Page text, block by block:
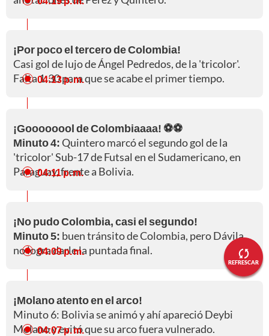
REFRESCAR
¡Por poco el tercero de Colombia!
Casi gol de lujo de Ángel Pedredos, de la 'tricolor'.
Falta 1:30 para que se acabe el primer tiempo.
04:13 p. m.
¡Goooooool de Colombiaaaa! ⚽⚽
Minuto 4:Quintero marcó el segundo gol de la
'tricolor' Sub-17 de Futsal en el Sudamericano, en
Paraguay, frente a Bolivia.
04:11 p. m.
¡No pudo Colombia, casi el segundo!
Minuto 5: buen tránsito de Colombia, pero Dávila
no logra darle la puntada final.
04:09 p. m.
¡Molano atento en el arco!
Minuto 6: Bolivia se animó y ahí apareció Deybi
Molano y evitó que su arco fuera vulnerado.
04:07 p. m.